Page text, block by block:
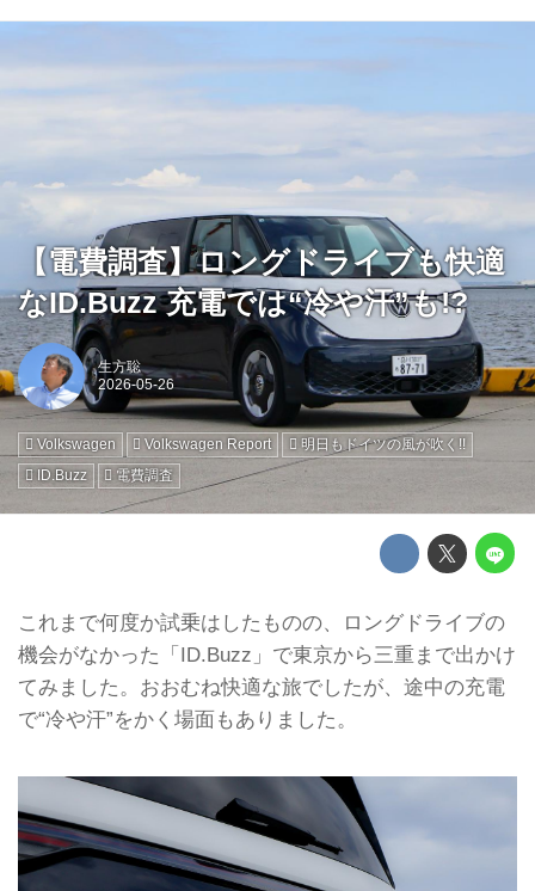
【電費調査】ロングドライブも快適
なID.Buzz 充電では“冷や汗”も!?
生方聡
Volkswagen Volkswagen Report
明日もドイツの風が吹く!!
ID.Buzz
電費調査
これまで何度か試乗はしたものの、ロングドライブの
機会がなかった「ID.Buzz」で東京から三重まで出かけ
てみました。おおむね快適な旅でしたが、途中の充電
で“冷や汗”をかく場面もありました。